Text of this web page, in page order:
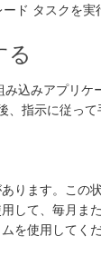
ド タスクを実
る
込みアプリケ
指示に従って
ります。この
して、毎月ま
を使用してくだ